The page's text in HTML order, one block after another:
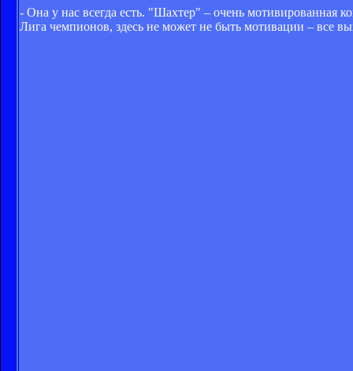
- Она у нас всегда есть. "Шахтер" – очень мотивированная
Лига чемпионов, здесь не может не быть мотивации – все